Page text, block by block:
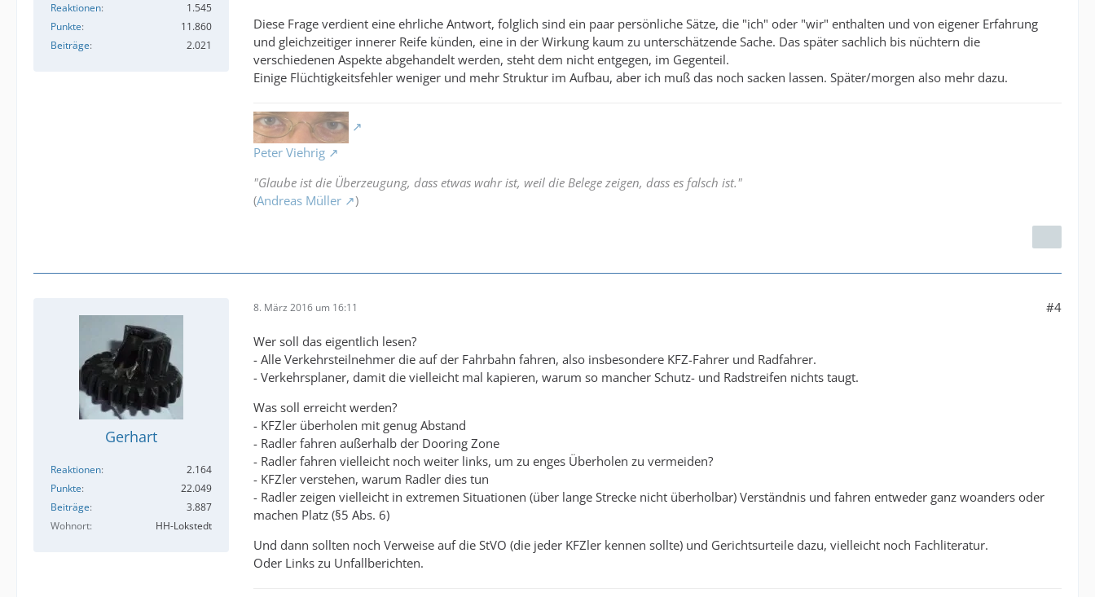
Reaktionen
1.545
Punkte
11.860
Beiträge
2.021
Diese Frage verdient eine ehrliche Antwort, folglich sind ein paar persönliche Sätze, die "ich" oder "wir" enthalten und von eigener Erfahrung
und gleichzeitiger innerer Reife künden, eine in der Wirkung kaum zu unterschätzende Sache. Das später sachlich bis nüchtern die
verschiedenen Aspekte abgehandelt werden, steht dem nicht entgegen, im Gegenteil.
Einige Flüchtigkeitsfehler weniger und mehr Struktur im Aufbau, aber ich muß das noch sacken lassen. Später/morgen also mehr dazu.
Peter Viehrig
"Glaube ist die Überzeugung, dass etwas wahr ist, weil die Belege zeigen, dass es falsch ist."
(Andreas Müller )
Gerhart
Reaktionen
2.164
Punkte
22.049
Beiträge
3.887
Wohnort
HH-Lokstedt
8. März 2016 um 16:11 #4
Wer soll das eigentlich lesen?
- Alle Verkehrsteilnehmer die auf der Fahrbahn fahren, also insbesondere KFZ-Fahrer und Radfahrer.
- Verkehrsplaner, damit die vielleicht mal kapieren, warum so mancher Schutz- und Radstreifen nichts taugt.
Was soll erreicht werden?
- KFZler überholen mit genug Abstand
- Radler fahren außerhalb der Dooring Zone
- Radler fahren vielleicht noch weiter links, um zu enges Überholen zu vermeiden?
- KFZler verstehen, warum Radler dies tun
- Radler zeigen vielleicht in extremen Situationen (über lange Strecke nicht überholbar) Verständnis und fahren entweder ganz woanders oder
machen Platz (§5 Abs. 6)
Und dann sollten noch Verweise auf die StVO (die jeder KFZler kennen sollte) und Gerichtsurteile dazu, vielleicht noch Fachliteratur.
Oder Links zu Unfallberichten.